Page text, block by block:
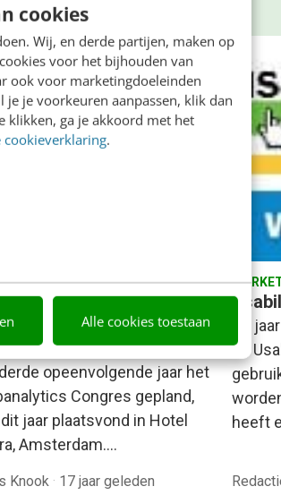
cookies
Wij, en derde partijen, maken op
voor het bijhouden van
ook voor marketingdoeleinden
je voorkeuren aanpassen, klik dan
klikken, ga je akkoord met het
cookieverklaring.
Alle cookies toestaan
de Laat· 15 jaar geleden
Congres:
Toyota & Wehkamp
28 mei 2009, stond voor
opeenvolgende jaar het
Congres gepland,
jaar plaatsvond in Hotel
Amsterdam.…
Knook · 17 jaar geleden
Dit
de
heeft